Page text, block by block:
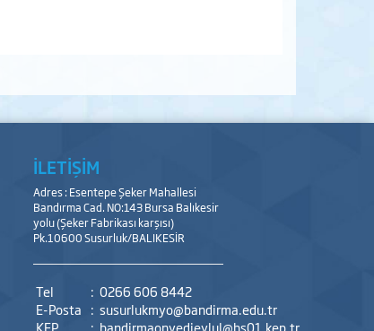
İLETİŞİM
Adres : Esentepe Şeker Mahallesi
Bandırma Cad. NO:143 Bursa Balıkesir
yolu (Şeker Fabrikası karşısı)
Pk.10600 Susurluk/BALIKESİR
Tel : 0266 606 8442
E-Posta : susurlukmyo@bandirma.edu.tr